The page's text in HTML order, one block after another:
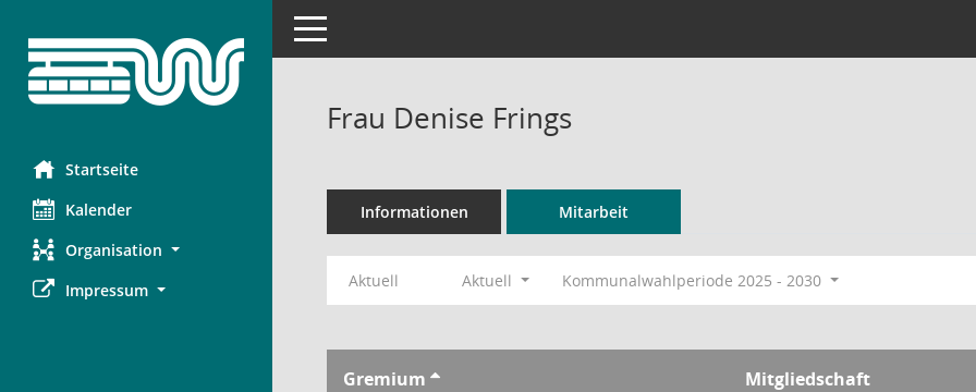
Startseite
Kalender
Organisation
Impressum
Toggle navigation
Frau Denise Frings
Informationen Mitarbeit
Aktuell Aktuell Kommunalwahlperiode 2025 - 2030
Gremium Mitgliedschaft